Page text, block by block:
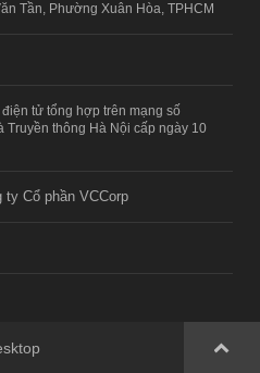
Tần, Phường Xuân Hòa, TPHCM
tử tổng hợp trên mạng số
Truyền thông Hà Nội cấp ngày 10
ty Cổ phần VCCorp